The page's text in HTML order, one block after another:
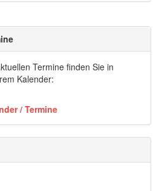
Termine finden Sie in
Kalender:
/ Termine